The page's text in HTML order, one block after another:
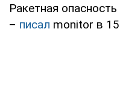
Ракетная
– писал monitor в